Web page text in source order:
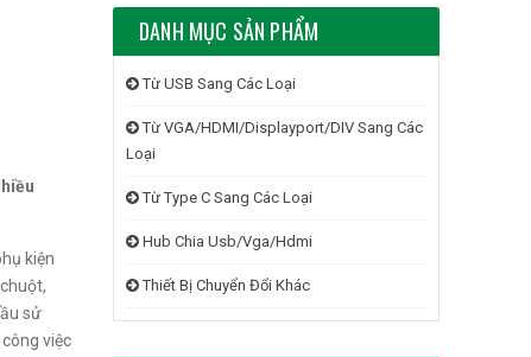
kiện
sử
việc
DANH MỤC SẢN PHẨM
Từ USB Sang Các Loại
Từ VGA/HDMI/Displayport/DIV Sang Các
Loại
Từ Type C Sang Các Loại
Hub Chia Usb/Vga/Hdmi
Thiết Bị Chuyển Đổi Khác